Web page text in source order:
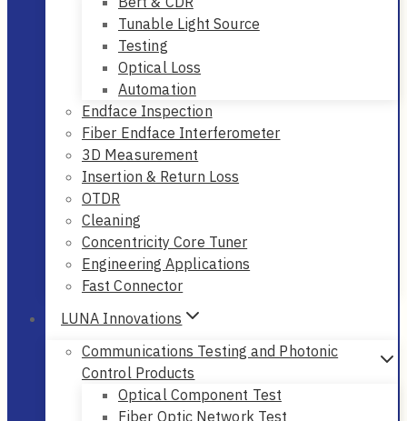
Tunable Light Source
Testing
Optical Loss
Automation
Endface Inspection
Fiber Endface Interferometer
3D Measurement
Insertion & Return Loss
OTDR
Cleaning
Concentricity Core Tuner
Engineering Applications
Fast Connector
LUNA Innovations
Communications Testing and Photonic
Control Products
Optical Component Test
Fiber Optic Network Test